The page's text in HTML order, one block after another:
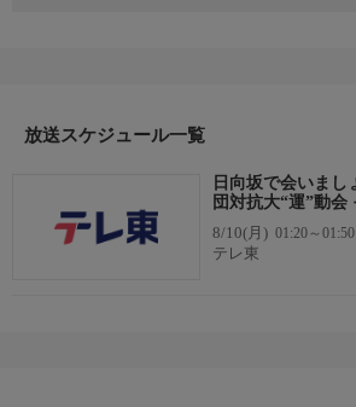
WTTチャンピオンズ横浜2026により放送
があります。
放送スケジュール一覧
日向坂で会いま
団対抗大“運”動会
8/10(月) 01:20～01:50
テレ東